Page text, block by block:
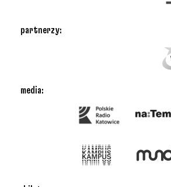
media:
partnerzy: